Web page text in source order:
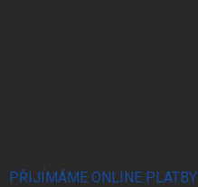
PŘIJÍMÁME ONLINE PLATBY